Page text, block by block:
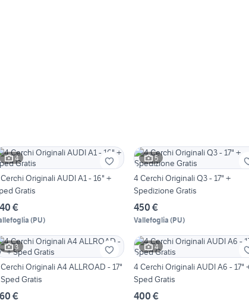
4
Originali AUDI A1 - 16" +
Gratis
€
(PU)
5
4 Cerchi Originali Q3 - 17" +
Spedizione Gratis
450 €
Vallefoglia (PU)
3
Originali A4 ALLROAD - 17"
Gratis
€
4
4 Cerchi Originali AUDI A6 - 17"
Sped Gratis
400 €